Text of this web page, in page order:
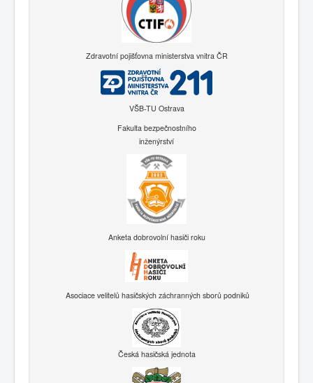
Zdravotní pojišťovna ministerstva vnitra ČR
VŠB-TU Ostrava
Fakulta bezpečnostního
inženýrství
Anketa dobrovolní hasiči roku
Asociace velitelů hasičských záchranných sborů podniků
Česká hasičská jednota